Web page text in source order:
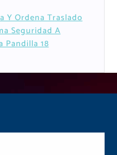
Y Ordena Traslado
Seguridad A
Pandilla 18